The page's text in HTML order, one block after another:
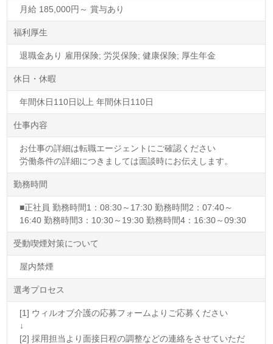
月給 185,000円～ 賞与あり
福利厚生
退職金あり 雇用保険; 労災保険; 健康保険; 厚生年金
休日・休暇
年間休日110日以上 年間休日110日
仕事内容
お仕事の詳細は転職エージェントにご確認ください
労働条件の詳細につきましては面談時にお伝えします。
勤務時間
■正社員 勤務時間1：08:30～17:30 勤務時間2：07:40～
16:40 勤務時間3：10:30～19:30 勤務時間4：16:30～09:30
受動喫煙対策について
屋内禁煙
選考プロセス
[1] ウィルオブ介護の応募フォームよりご応募ください
↓
[2] 採用担当より面接日程の調整などの連絡をさせていただ